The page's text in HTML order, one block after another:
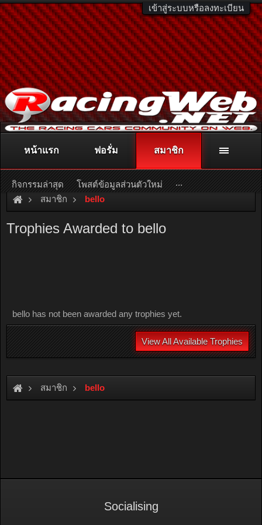
เข้าสู่ระบบหรือลงทะเบียน
ติดต่อลงโฆษณา racingweb@gmail.comหรือโทร. 081-811-1138
หรืออ่านรายละเอียดเพิ่มเติม คลิกที่นี่
สมาชิก bello
Trophies Awarded to bello
bello has not been awarded any trophies yet.
View All Available Trophies
สมาชิก bello
หน้าแรก ฟอรั่ม สมาชิก
กิจกรรมล่าสุด โพสต์ข้อมูลส่วนตัวใหม่ ...
Socialising